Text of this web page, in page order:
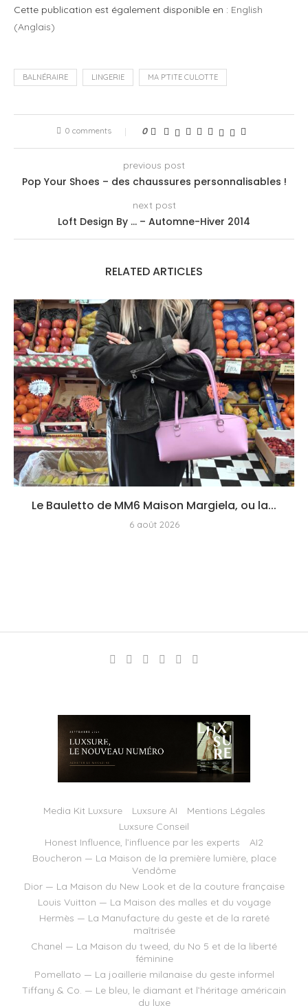
Cette publication est également disponible en : English
(Anglais)
BALNÉRAIRE LINGERIE MA P'TITE CULOTTE
0 comments 0
previous post
Pop Your Shoes – des chaussures personnalisables !
next post
Loft Design By … – Automne-Hiver 2014
RELATED ARTICLES
Le Bauletto de MM6 Maison Margiela, ou la...
6 août 2026
Media Kit Luxsure Luxsure AI
Mentions Légales
Luxsure Conseil
Honest Influence, l’influence par les experts
AI2
Boucheron — La Maison de la première lumière, place
Vendôme
Dior — La Maison du New Look et de la couture française
Louis Vuitton — La Maison des malles et du voyage
Hermès — La Manufacture du geste et de la rareté
maîtrisée
Chanel — La Maison du tweed, du No 5 et de la liberté
féminine
Pomellato — La joaillerie milanaise du geste informel
Tiffany & Co. — Le bleu, le diamant et l’héritage américain
du luxe